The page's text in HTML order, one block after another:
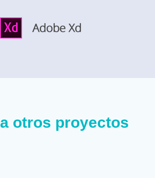
otros proyectos